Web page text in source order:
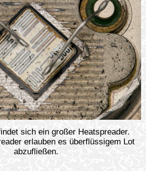
sich ein großer Heatspreader.
erlauben es überflüssigem Lot
abzufließen.